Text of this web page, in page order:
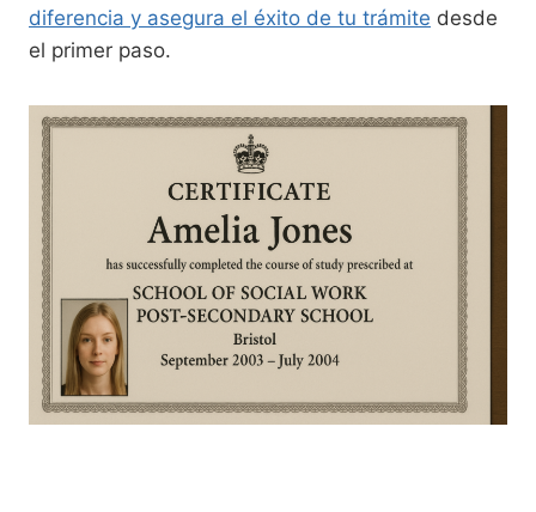
diferencia y asegura el éxito de tu trámite desde
el primer paso.